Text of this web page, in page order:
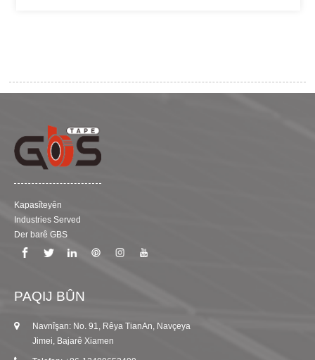
Kapasîteyên
Industries Served
Der barê GBS
PAQIJ BÛN
Navnîşan: No. 91, Rêya TianAn, Navçeya
Jimei, Bajarê Xiamen